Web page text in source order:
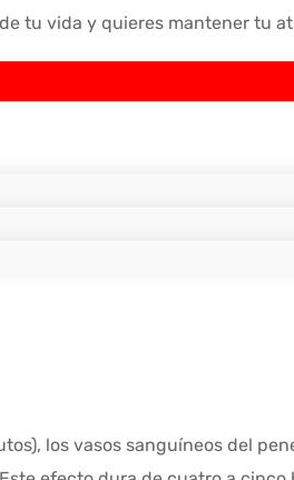
tu vida y quieres mantener tu
los vasos sanguíneos del